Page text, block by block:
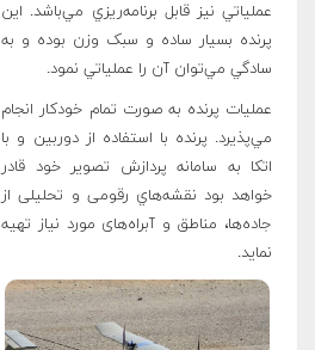
عملياتي نيز قابل برنامه‌ريزي مي‌باشد. اين
پرنده بسيار ساده و سبک وزن بوده و به
سادگي مي‌توان آن را عملياتي نمود.
عمليات پرنده به صورت تمام خودکار انجام
مي‌پذيرد. پرنده با استفاده از دوربين و با
اتکا به سامانه پردازش تصوير خود قادر
خواهد بود نقشه‌هاي رقومی و تحلیلی از
جاده‌ها، مناطق و آبراه‌های مورد نیاز تهيه
نمايد.